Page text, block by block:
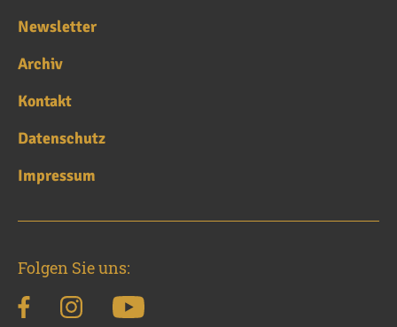
Newsletter
Archiv
Kontakt
Datenschutz
Impressum
Folgen Sie uns: